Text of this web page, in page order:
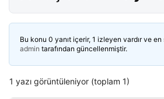
Bu konu 0 yanıt içerir, 1 izleyen vardır ve en
admin tarafından güncellenmiştir.
1 yazı görüntüleniyor (toplam 1)